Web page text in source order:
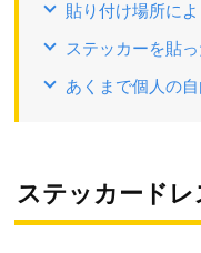
貼り付け場所に
ステッカーを貼
あくまで個人の
ステッカードレ